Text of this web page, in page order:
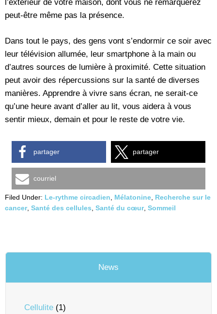
l’extérieur de votre maison, dont vous ne remarquerez
peut-être même pas la présence.
Dans tout le pays, des gens vont s’endormir ce soir avec
leur télévision allumée, leur smartphone à la main ou
d’autres sources de lumière à proximité. Cette situation
peut avoir des répercussions sur la santé de diverses
manières. Apprendre à vivre sans écran, ne serait-ce
qu’une heure avant d’aller au lit, vous aidera à vous
sentir mieux, demain et pour le reste de votre vie.
partager partager
courriel
Filed Under: Le-rythme circadien Mélatonine Recherche sur le
cancer, Santé des cellules Santé du cœur, Sommeil
News
Cellulite (1)